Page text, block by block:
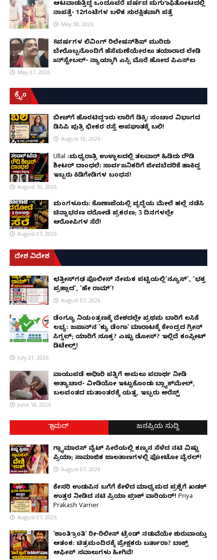
ಆಟವಾಡುತ್ತಿದ್ದ ಒಂದೂವರೆ ವರ್ಷದ ಮಗು ಕಾಫಿತೋಟದಲ್ಲಿ
ನಾಪತ್ತೆ- 12ಗಂಟೆಗಳ ಬಳಿಕ ಸುರಕ್ಷಿತವಾಗಿ ಪತ್ತೆ
May 08, 2026
8ವರ್ಷಗಳ ಲಿವಿಂಗ್‌ ರಿಲೇಷನ್‌ಶಿಪ್ ಮುರಿದು
ಬೇರೊಬ್ಬನೊಂದಿಗೆ ಹೆಸೆಮಣೆಯೇರಲು ತಯಾರಾದ ಲೇಡಿ
ಕಾನ್‌ಸ್ಟೇಬಲ್- ನ್ಯಾಯಕ್ಕಾಗಿ ಎಸ್ಪಿ ಮೊರೆ ಹೋದ ಪಿಎಸ್ಐ
May 07, 2026
ಕ್ರೈಂ
ಬೀಚ್‌ಗೆ ಹೊರಟಿದ್ದ ಕಾರು ಲಾರಿಗೆ ಡಿಕ್ಕಿ: ಸಂಚಾರ ವಿಭಾಗದ
ಡಿಸಿಪಿ ಪುತ್ರಿ ಭೀಕರ ರಸ್ತೆ ಅಪಘಾತಕ್ಕೆ ಬಲಿ!
August 10, 2026
Ullal :ಮಧ್ಯರಾತ್ರಿ ಉಳ್ಳಾಲದಲ್ಲಿ ತಲವಾರ್ ಹಿಡಿದು ರೌಡಿ
ಶೀಟರ್ ದಾಂಧಲೆ: ಸಾರ್ವಜನಿಕರಿಗೆ ಜೀವಬೆದರಿಕೆ ಹಾಕಿದ್ದ
ಇಬ್ಬರು ಕಿಡಿಗೇಡಿಗಳ ಬಂಧನ!
August 10, 2026
ಮಂಗಳೂರು: ಕೊಣಾಜೆಯಲ್ಲಿ ವೃದ್ಧೆಯ ಮೇಲೆ ಹಲ್ಲೆ ನಡೆಸಿ
ಚಿನ್ನಾಭರಣ ದರೋಡೆ ಪ್ರಕರಣ; 3 ದಿನಗಳಲ್ಲೇ
ಆರೋಪಿಗಳ ಸೆರೆ!
August 07, 2026
ದೇಶ ವಿದೇಶ
ಛತ್ತೀಸ್‌ಗಢ ಪೊಲೀಸ್ ನೇಮಕ ಪಟ್ಟಿಯಲ್ಲಿ‘ನ್ಯೂಸ್’, ‘ಭಕ್ತ
ಪ್ರಹ್ಲಾದ’, ‘ಹೇ ರಾಮ್’!
August 07, 2026
ಡೆಂಗ್ಯೂ ನಿಯಂತ್ರಣಕ್ಕೆ ದೇಶದಲ್ಲೇ ಪ್ರಥಮ ಬಾರಿಗೆ ಲಸಿಕೆ
ಲಭ್ಯ: ಜಪಾನ್‌ನ 'ಕ್ಯು ಡೆಂಗಾ' ಮಾರಾಟಕ್ಕೆ ಕೇಂದ್ರದ ಗ್ರೀನ್
ಸಿಗ್ನಲ್; ಯಾರಿಗೆ ಸೂಕ್ತ? ಎಷ್ಟು ಡೋಸ್? ಇಲ್ಲಿದೆ ಕಂಪ್ಲೀಟ್
ಡಿಟೇಲ್ಸ್!
July 21, 2026
ವಾಯುಪಡೆ ಅಧಿಕಾರಿ ಪತ್ನಿಗೆ ಅಮಲು ಪದಾರ್ಥ ನೀಡಿ
ಅತ್ಯಾಚಾರ- ವೀಡಿಯೋ ಇಟ್ಟುಕೊಂಡು ಬ್ಲ್ಯಾಕ್‌ಮೇಲ್,
ಬಲವಂತದ ಮತಾಂತರಕ್ಕೆ ಯತ್ನ, ಇಬ್ಬರು ಅರೆಸ್ಟ್
June 18, 2026
ಗ್ಲಾಮರ್ ಜನಪ್ರಿಯ ಸುದ್ದಿ
ಗ್ಲ್ಯಾಮಾರಸ್ ವೈಟ್‌ ಸೀರೆಯಲ್ಲಿ ಕಣ್ಮನ ಸೆಳೆದ ನಟಿ ವಿಷ್ಣು
ಪ್ರಿಯಾ; ಸಾಮಾಜಿಕ ಜಾಲತಾಣಗಳಲ್ಲಿ ಫೋಟೋ ವೈರಲ್!
August 07, 2026
ಕೇಸರಿ ಉಡುಪಿನ ಬಗೆಗೆ ಕೇಳಿದ ಮಾಧ್ಯಮದ ಪ್ರಶ್ನೆಗೆ ಖಡಕ್
ಉತ್ತರ ನೀಡಿದ ನಟಿ ಪ್ರಿಯಾ ಪ್ರಕಾಶ್ ವಾರಿಯರ್! Priya
Prakash Varrier
August 07, 2026
'ಶಾಂತಿ ಕ್ರಾಂತಿ' ರೀ-ರಿಲೀಸ್ ಟ್ರೆಂಡ್ ನಡುವೆಯೇ ಶುರುವಾಯ್ತು
ಆತಂಕ: ಚಿತ್ರಮಂದಿರಕ್ಕೆ ಪ್ರೇಕ್ಷಕರು ಬರ್ತಾರಾ? ಬಾಕ್ಸ್
ಆಫೀಸ್ ಸವಾಲುಗಳು ಹೀಗಿವೆ!